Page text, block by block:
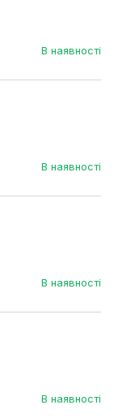
В наявності
В наявності
В наявності
В наявності